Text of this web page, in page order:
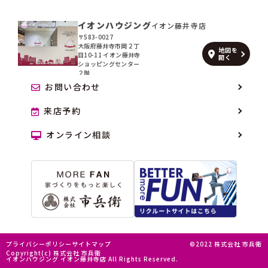
イオンハウジングイオン藤井寺店
〒583-0027
大阪府藤井寺市岡２丁
目10-11 イオン藤井寺
ショッピングセンター
２階
地図を
開く
お問い合わせ
来店予約
オンライン相談
プライバシーポリシー サイトマップ
©2022 株式会社 市兵衛
Copyright(c) 株式会社 市兵衛
イオンハウジング イオン藤井寺店 All Rights Reserved.